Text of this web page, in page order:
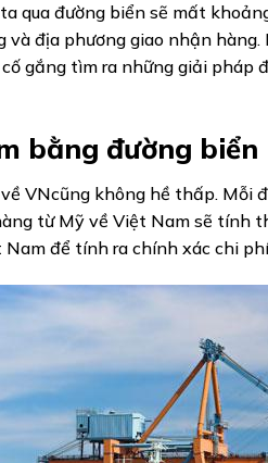
qua đường biển sẽ mất
địa phương giao nhận hàng.
gắng tìm ra những giải pháp
bằng đường biển
VNcũng không hề thấp. Mỗi
từ Mỹ về Việt Nam sẽ tính
để tính ra chính xác chi